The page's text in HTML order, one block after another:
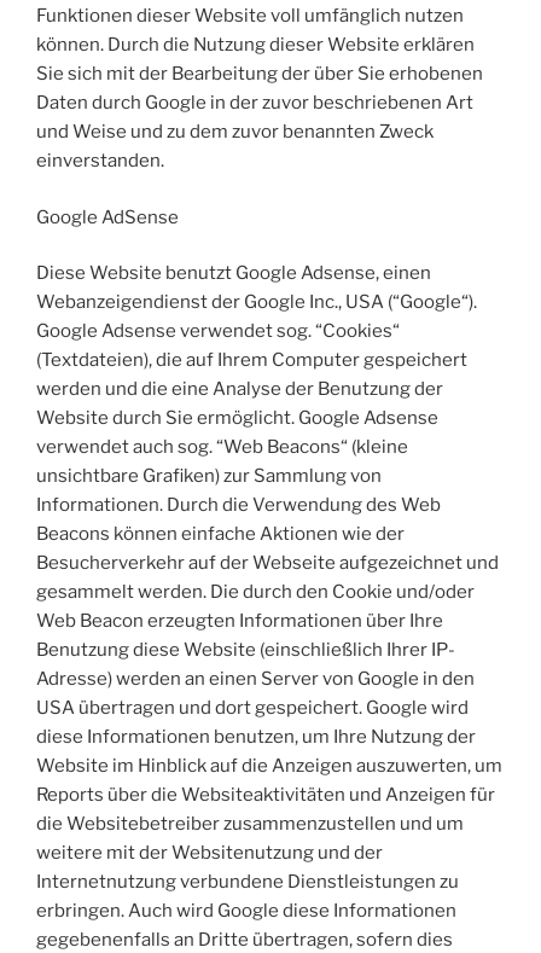
Funktionen dieser Website voll umfänglich nutzen
können. Durch die Nutzung dieser Website erklären
Sie sich mit der Bearbeitung der über Sie erhobenen
Daten durch Google in der zuvor beschriebenen Art
und Weise und zu dem zuvor benannten Zweck
einverstanden.
Google AdSense
Diese Website benutzt Google Adsense, einen
Webanzeigendienst der Google Inc., USA (“Google“).
Google Adsense verwendet sog. “Cookies“
(Textdateien), die auf Ihrem Computer gespeichert
werden und die eine Analyse der Benutzung der
Website durch Sie ermöglicht. Google Adsense
verwendet auch sog. “Web Beacons“ (kleine
unsichtbare Grafiken) zur Sammlung von
Informationen. Durch die Verwendung des Web
Beacons können einfache Aktionen wie der
Besucherverkehr auf der Webseite aufgezeichnet und
gesammelt werden. Die durch den Cookie und/oder
Web Beacon erzeugten Informationen über Ihre
Benutzung diese Website (einschließlich Ihrer IP-
Adresse) werden an einen Server von Google in den
USA übertragen und dort gespeichert. Google wird
diese Informationen benutzen, um Ihre Nutzung der
Website im Hinblick auf die Anzeigen auszuwerten, um
Reports über die Websiteaktivitäten und Anzeigen für
die Websitebetreiber zusammenzustellen und um
weitere mit der Websitenutzung und der
Internetnutzung verbundene Dienstleistungen zu
erbringen. Auch wird Google diese Informationen
gegebenenfalls an Dritte übertragen, sofern dies